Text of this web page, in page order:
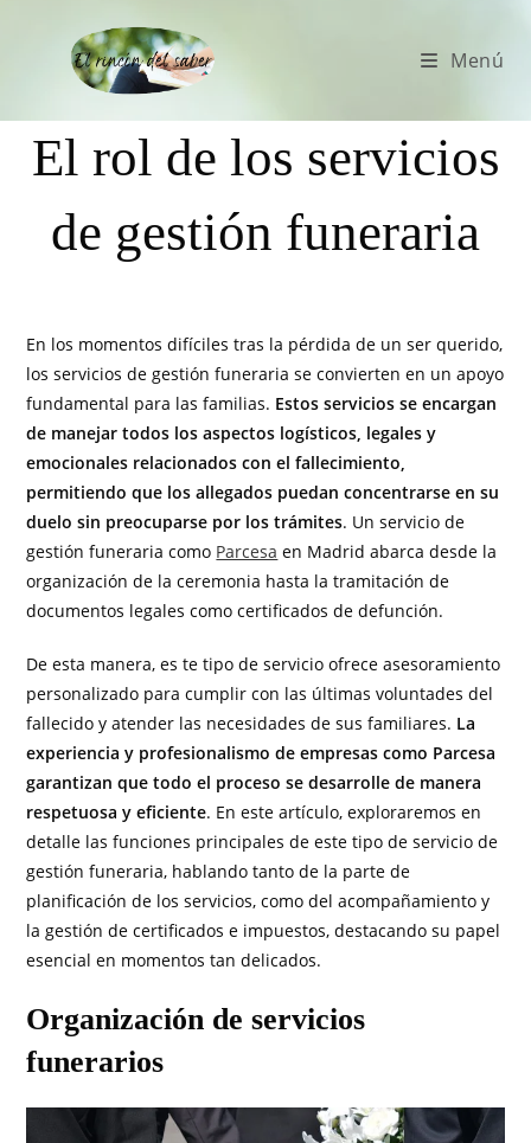
Menú
El rol de los servicios
de gestión funeraria
En los momentos difíciles tras la pérdida de un ser querido,
los servicios de gestión funeraria se convierten en un apoyo
fundamental para las familias. Estos servicios se encargan
de manejar todos los aspectos logísticos, legales y
emocionales relacionados con el fallecimiento,
permitiendo que los allegados puedan concentrarse en su
duelo sin preocuparse por los trámites. Un servicio de
gestión funeraria como Parcesa en Madrid abarca desde la
organización de la ceremonia hasta la tramitación de
documentos legales como certificados de defunción.
De esta manera, es te tipo de servicio ofrece asesoramiento
personalizado para cumplir con las últimas voluntades del
fallecido y atender las necesidades de sus familiares. La
experiencia y profesionalismo de empresas como Parcesa
garantizan que todo el proceso se desarrolle de manera
respetuosa y eficiente. En este artículo, exploraremos en
detalle las funciones principales de este tipo de servicio de
gestión funeraria, hablando tanto de la parte de
planificación de los servicios, como del acompañamiento y
la gestión de certificados e impuestos, destacando su papel
esencial en momentos tan delicados.
Organización de servicios
funerarios